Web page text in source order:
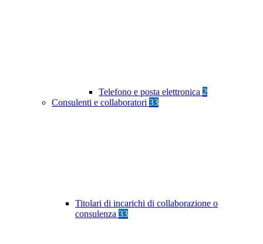
Telefono e posta elettronica 2
Consulenti e collaboratori 33
Titolari di incarichi di collaborazione o
consulenza 33